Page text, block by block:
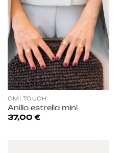
OMI TOUCH
Anillo estrella mini
37,00 €